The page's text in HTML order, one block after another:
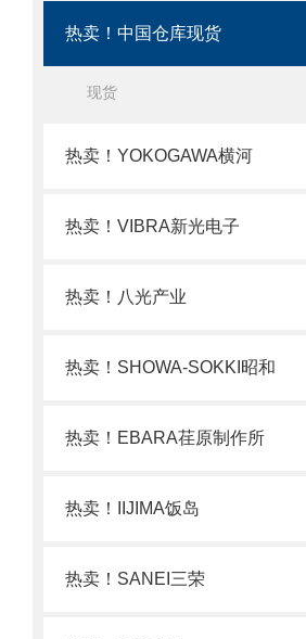
热卖！中国仓库现货
现货
热卖！YOKOGAWA横河
热卖！VIBRA新光电子
热卖！八光产业
热卖！SHOWA-SOKKI昭和
热卖！EBARA荏原制作所
热卖！IIJIMA饭岛
热卖！SANEI三荣